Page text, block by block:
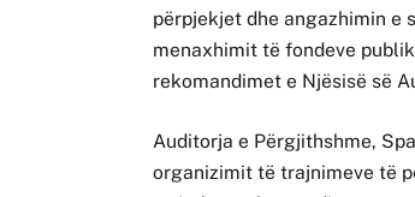
përpjekjet dhe angazhimin e
menaxhimit të fondeve
rekomandimet e Njësisë së
Auditorja e Përgjithshme,
organizimit të trajnimeve të